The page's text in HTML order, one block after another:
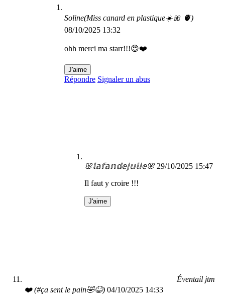
Soline(Miss canard en plastique☀️🎀 🫀)
08/10/2025 13:32
ohh merci ma starr!!!😍❤️
J'aime
Répondre Signaler un abus
🌸𝕝𝕒𝕗𝕒𝕟𝕕𝕖𝕛𝕦𝕝𝕚𝕖🌸 29/10/2025 15:47
Il faut y croire !!!
J'aime
Éventail jtm
❤️ (#ça sent le pain🤣😆) 04/10/2025 14:33